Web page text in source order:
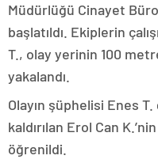
Müdürlüğü Cinayet
başlatıldı. Ekiplerin
T., olay yerinin 100
yakalandı.
Olayın şüphelisi Enes
kaldırılan Erol Can
öğrenildi.